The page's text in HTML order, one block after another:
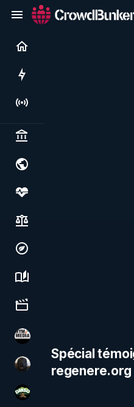
Politics & institutions
Society, justice & freedoms
Economy, environment & technology
Science, history & spirituality
Culture, media & entertainment
HYM.MEDIA
TrueMedia
DMSO pour TOUS
Spécial
regenere.org